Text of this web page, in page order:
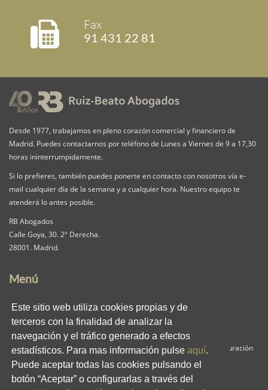
Este sitio web utiliza cookies propias y de
terceros con la finalidad de analizar la
navegación y el tráfico generado a efectos
estadísticos. Para mas información pulseaquí.
Puede aceptar todas las cookies pulsando el
botón “Aceptar” o configurarlas a través del
Fax
91 431 22 81
Desde 1977, trabajamos en pleno corazón comercial y financiero de
Madrid. Puedes contactarnos por teléfono de Lunes a Viernes de 9 a 17,30
horas ininterrumpidamente.
Si lo prefieres, también puedes ponerte en contacto con nosotros vía e-
mail cualquier día de la semana y a cualquier hora. Nuestro equipo te
atenderá lo antes posible.
RB Abogados
Calle Goya, 30. 2º Derecha.
28001. Madrid.
Menú
Nuestra Firma Servicios
Pack iguala
Contacta
Clientes
RB en los medios
Enlaces
Privacidad
Aviso Legal
Política de Cookies Panel de Configuración
Redes Sociales